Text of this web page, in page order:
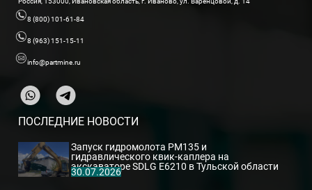
8 (800) 101-61-84
8 (963) 151-15-11
info@partmine.ru
ПОСЛЕДНИЕ НОВОСТИ
Запуск гидромолота PM135 и
гидравлического квик-каплера на
экскаваторе SDLG E6210 в Тульской области
30.07.2026